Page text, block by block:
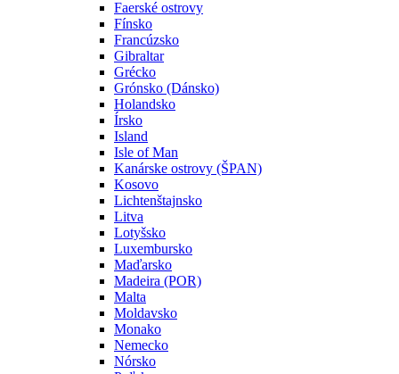
Faerské ostrovy
Fínsko
Francúzsko
Gibraltar
Grécko
Grónsko (Dánsko)
Holandsko
Írsko
Island
Isle of Man
Kanárske ostrovy (ŠPAN)
Kosovo
Lichtenštajnsko
Litva
Lotyšsko
Luxembursko
Maďarsko
Madeira (POR)
Malta
Moldavsko
Monako
Nemecko
Nórsko